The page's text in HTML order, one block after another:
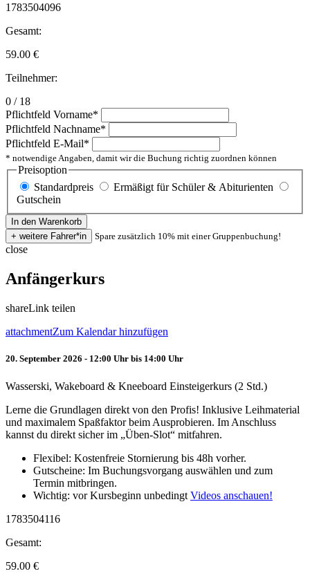
1783504096
Gesamt:
59.00 €
Teilnehmer:
0 / 18
Pflichtfeld Vorname*
Pflichtfeld Nachname*
Pflichtfeld E-Mail*
* notwendige Angaben, damit wir die Buchung richtig zuordnen können
Preisoption
Standardpreis
Ermäßigt für Schüler & Abiturienten
Gutschein
Spare zusätzlich 10% mit einer Gruppenbuchung!
close
Anfängerkurs
shareLink teilen
attachmentZum Kalendar hinzufügen
20. September 2026 - 12:00 Uhr bis 14:00 Uhr
Wasserski, Wakeboard & Kneeboard Einsteigerkurs (2 Std.)
Lerne die Grundlagen direkt von den Profis! Inklusive Leihmaterial
und maximalem Spaßfaktor beim Ausprobieren. Im Anschluss
kannst du direkt sicher im „Üben-Slot“ mitfahren.
Flexibel: Kostenfreie Stornierung bis 48h vorher.
Gutscheine: Im Buchungsvorgang auswählen und zum
Termin mitbringen.
Wichtig: vor Kursbeginn unbedingt Videos anschauen!
1783504116
Gesamt:
59.00 €